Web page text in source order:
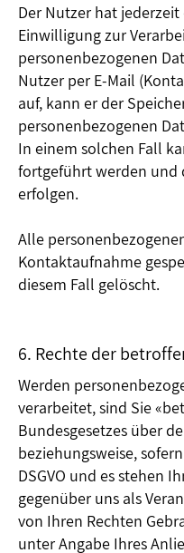
Der Nutzer hat
Einwilligung zur
personenbezogenen
Nutzer per E-Mail
auf, kann er der
personenbezogenen
In einem solchen Fall
fortgeführt werden und
erfolgen.
Alle
Kontaktaufnahme
diesem Fall gelöscht.
6. Rechte der
Werden
verarbeitet, sind Sie
Bundesgesetzes über
beziehungsweise,
DSGVO und es stehen
gegenüber uns als
von Ihren Rechten
unter Angabe Ihres